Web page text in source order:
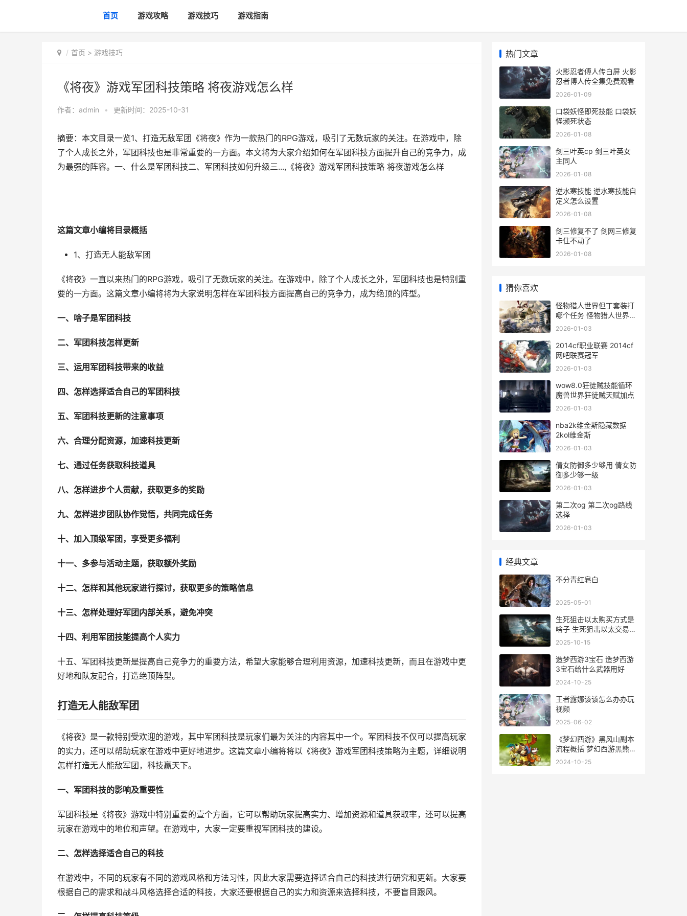
首页 游戏攻略 游戏技巧 游戏指南
首页 > 游戏技巧
《将夜》游戏军团科技策略 将夜游戏怎么样
作者： admin • 更新时间：2025-10-31
摘要：本文目录一览1、打造无敌军团《将夜》作为一款热门的RPG游戏，吸引了无数玩家的关注。在游戏中，除
了个人成长之外，军团科技也是非常重要的一方面。本文将为大家介绍如何在军团科技方面提升自己的竞争力，成
为最强的阵容。一、什么是军团科技二、军团科技如何升级三...,《将夜》游戏军团科技策略 将夜游戏怎么样
这篇文章小编将目录概括
1、打造无人能敌军团
《将夜》一直以来热门的RPG游戏，吸引了无数玩家的关注。在游戏中，除了个人成长之外，军团科技也是特别重
要的一方面。这篇文章小编将将为大家说明怎样在军团科技方面提高自己的竞争力，成为绝顶的阵型。
一、啥子是军团科技
二、军团科技怎样更新
三、运用军团科技带来的收益
四、怎样选择适合自己的军团科技
五、军团科技更新的注意事项
六、合理分配资源，加速科技更新
七、通过任务获取科技道具
八、怎样进步个人贡献，获取更多的奖励
九、怎样进步团队协作觉悟，共同完成任务
十、加入顶级军团，享受更多福利
十一、多参与活动主题，获取额外奖励
十二、怎样和其他玩家进行探讨，获取更多的策略信息
十三、怎样处理好军团内部关系，避免冲突
十四、利用军团技能提高个人实力
十五、军团科技更新是提高自己竞争力的重要方法，希望大家能够合理利用资源，加速科技更新，而且在游戏中更
好地和队友配合，打造绝顶阵型。
打造无人能敌军团
《将夜》是一款特别受欢迎的游戏，其中军团科技是玩家们最为关注的内容其中一个。军团科技不仅可以提高玩家
的实力，还可以帮助玩家在游戏中更好地进步。这篇文章小编将将以《将夜》游戏军团科技策略为主题，详细说明
怎样打造无人能敌军团，科技赢天下。
一、军团科技的影响及重要性
军团科技是《将夜》游戏中特别重要的壹个方面，它可以帮助玩家提高实力、增加资源和道具获取率，还可以提高
玩家在游戏中的地位和声望。在游戏中，大家一定要重视军团科技的建设。
二、怎样选择适合自己的科技
在游戏中，不同的玩家有不同的游戏风格和方法习性，因此大家需要选择适合自己的科技进行研究和更新。大家要
根据自己的需求和战斗风格选择合适的科技，大家还要根据自己的实力和资源来选择科技，不要盲目跟风。
热门文章
火影忍者傅人传白屏 火影
忍者博人传全集免费观看
2026-01-09
口袋妖怪即死技能 口袋妖
怪濒死状态
2026-01-08
剑三叶英cp 剑三叶英女
主同人
2026-01-08
逆水寒技能 逆水寒技能自
定义怎么设置
2026-01-08
剑三修复不了 剑网三修复
卡住不动了
2026-01-08
猜你喜欢
怪物猎人世界但丁套装打
哪个任务 怪物猎人世界但
丁外观
2026-01-03
2014cf职业联赛 2014cf
网吧联赛冠军
2026-01-03
wow8.0狂徒贼技能循环
魔兽世界狂徒贼天赋加点
2026-01-03
nba2k维金斯隐藏数据
2kol维金斯
2026-01-03
倩女防御多少够用 倩女防
御多少够一级
2026-01-03
第二次og 第二次og路线
选择
2026-01-03
经典文章
不分青红皂白
2025-05-01
生死狙击以太购买方式是
啥子 生死狙击以太交易武
器配件下架
2025-10-15
造梦西游3宝石 造梦西游
3宝石给什么武器用好
2024-10-25
王者露娜该该怎么办办玩
视频
2025-06-02
《梦幻西游》黑风山副本
流程概括 梦幻西游黑熊精
被谁收做了守山大神
2024-10-25